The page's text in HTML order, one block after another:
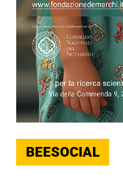
BEESOCIAL